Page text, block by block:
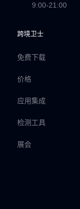
9:00-21:00
跨境卫士
免费下载
价格
应用集成
检测工具
展会